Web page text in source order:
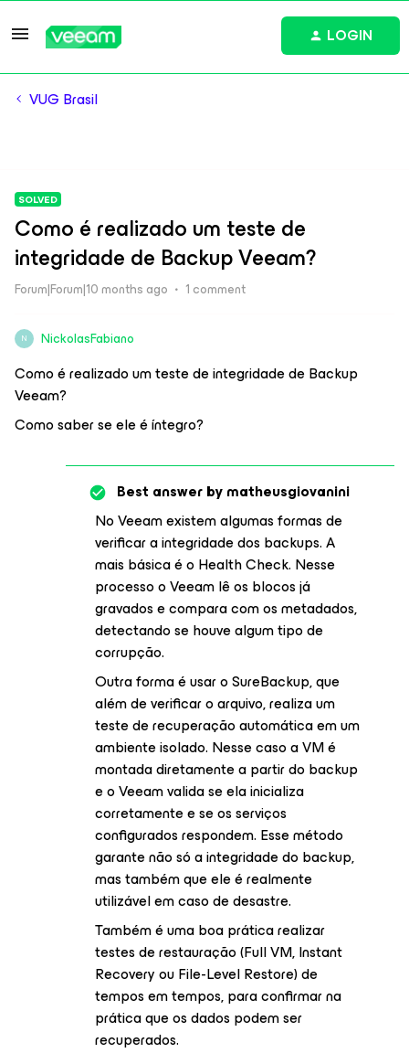
LOGIN
VUG Brasil
SOLVED
Como é realizado um teste de
integridade de Backup Veeam?
Forum|Forum|10 months ago 1 comment
N NickolasFabiano
Como é realizado um teste de integridade de Backup
Veeam?
Como saber se ele é íntegro?
Best answer bymatheusgiovanini
No Veeam existem algumas formas de
verificar a integridade dos backups. A
mais básica é o Health Check. Nesse
processo o Veeam lê os blocos já
gravados e compara com os metadados,
detectando se houve algum tipo de
corrupção.
Outra forma é usar o SureBackup, que
além de verificar o arquivo, realiza um
teste de recuperação automática em um
ambiente isolado. Nesse caso a VM é
montada diretamente a partir do backup
e o Veeam valida se ela inicializa
corretamente e se os serviços
configurados respondem. Esse método
garante não só a integridade do backup,
mas também que ele é realmente
utilizável em caso de desastre.
Também é uma boa prática realizar
testes de restauração (Full VM, Instant
Recovery ou File-Level Restore) de
tempos em tempos, para confirmar na
prática que os dados podem ser
recuperados.